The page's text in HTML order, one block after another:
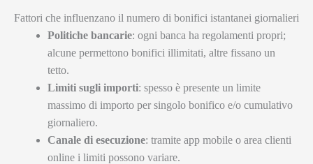
Fattori che influenzano il numero di bonifici istantanei giornalieri
Politiche bancarie: ogni banca ha regolamenti propri;
alcune permettono bonifici illimitati, altre fissano un
tetto.
Limiti sugli importi: spesso è presente un limite
massimo di importo per singolo bonifico e/o cumulativo
giornaliero.
Canale di esecuzione: tramite app mobile o area clienti
online i limiti possono variare.